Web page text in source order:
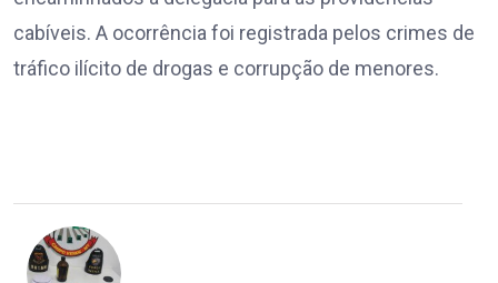
cabíveis. A ocorrência foi registrada pelos crimes de
tráfico ilícito de drogas e corrupção de menores.